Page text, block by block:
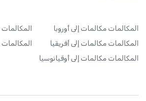
المكالمات مكالمات إلى أوروبا المكالمات
المكالمات مكالمات إلى أفريقيا المكالمات
المكالمات مكالمات إلى أوقيانوسيا